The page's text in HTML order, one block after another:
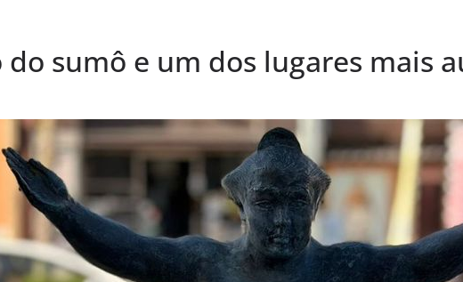
sumô e um dos lugares mais